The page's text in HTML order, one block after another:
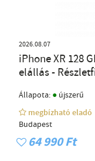
2026.08.07
iPhone XR 128
elállás -
Állapota: ● újszerű
megbízható eladó
Budapest
64 990 Ft